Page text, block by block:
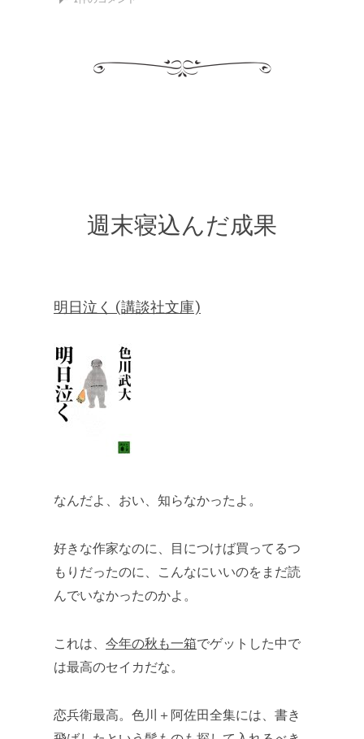
週末寝込んだ成果
明日泣く (講談社文庫)
なんだよ、おい、知らなかったよ。
好きな作家なのに、目につけば買ってるつ
もりだったのに、こんなにいいのをまだ読
んでいなかったのかよ。
これは、 今年の秋も一箱でゲットした中で
は最高のセイカだな。
恋兵衛最高。色川＋阿佐田全集には、書き